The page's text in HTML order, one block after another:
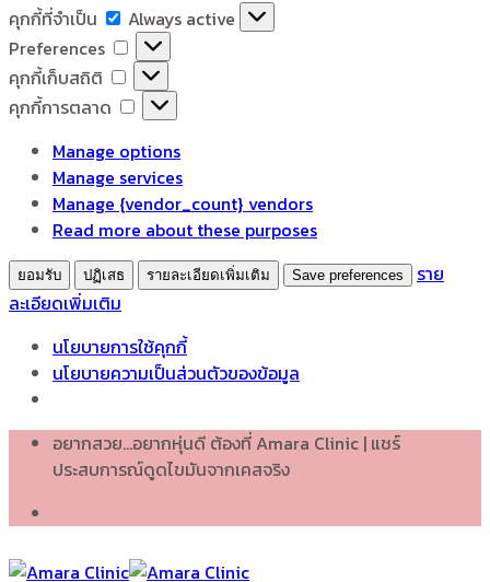
คุกกี้ที่จำเป็น
คุกกี้
ที่
จำเป็น
Always active
Preferences
Preferences
คุกกี้เก็บสถิติ
คุกกี้
เก็บ
สถิติ
คุกกี้การตลาด
คุกกี้
การ
ตลาด
Manage options
Manage services
Manage {vendor_count} vendors
Read more about these purposes
ยอมรับ ปฏิเสธ รายละเอียดเพิ่มเติม Save preferences
ราย
ละเอียดเพิ่มเติม
นโยบายการใช้คุกกี้
นโยบายความเป็นส่วนตัวของข้อมูล
Skip อยากสวย...อยากหุ่นดี ต้องที่ Amara Clinic | แชร์
ประสบการณ์ดูดไขมันจากเคสจริง